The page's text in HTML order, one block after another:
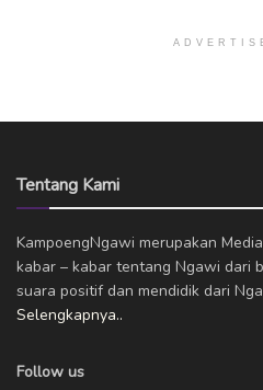
Tentang Kami
KampoengNgawi merupakan
kabar – kabar tentang Ngawi dari
suara positif dan mendidik dari
Selengkapnya..
Follow us